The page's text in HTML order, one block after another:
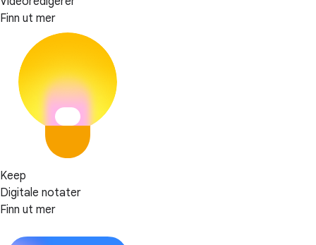
Finn ut mer
Keep
Digitale notater
Finn ut mer